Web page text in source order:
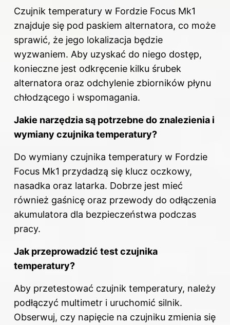
Czujnik temperatury w Fordzie Focus Mk1
znajduje się pod paskiem alternatora, co może
sprawić, że jego lokalizacja będzie
wyzwaniem. Aby uzyskać do niego dostęp,
konieczne jest odkręcenie kilku śrubek
alternatora oraz odchylenie zbiorników płynu
chłodzącego i wspomagania.
Jakie narzędzia są potrzebne do znalezienia i
wymiany czujnika temperatury?
Do wymiany czujnika temperatury w Fordzie
Focus Mk1 przydadzą się klucz oczkowy,
nasadka oraz latarka. Dobrze jest mieć
również gaśnicę oraz przewody do odłączenia
akumulatora dla bezpieczeństwa podczas
pracy.
Jak przeprowadzić test czujnika
temperatury?
Aby przetestować czujnik temperatury, należy
podłączyć multimetr i uruchomić silnik.
Obserwuj, czy napięcie na czujniku zmienia się